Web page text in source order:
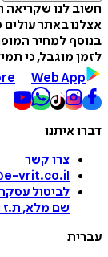
חשוב לנו שקריאה
אצלנו באתר
בנוסף למחיר
לזמן מוגבל, כי
Web App
דברו איתנו
צרו קשר
vrit.co.il
לביטול
שם מלא, ת.ז
עברית